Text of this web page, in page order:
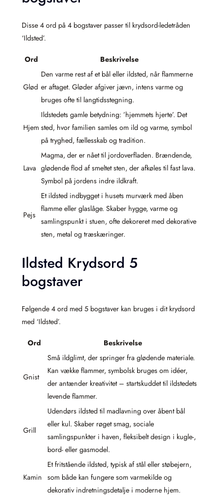
Disse 4 ord på 4 bogstaver passer til krydsord-ledetråden
‘Ildsted’.
Ord Beskrivelse
Glød
Den varme rest af et bål eller ildsted, når flammerne
er aftaget. Gløder afgiver jævn, intens varme og
bruges ofte til langtidsstegning.
Hjem
Ildstedets gamle betydning: ’hjemmets hjerte’. Det
sted, hvor familien samles om ild og varme, symbol
på tryghed, fællesskab og tradition.
Lava
Magma, der er nået til jordoverfladen. Brændende,
glødende flod af smeltet sten, der afkøles til fast lava.
Symbol på jordens indre ildkraft.
Pejs
Et ildsted indbygget i husets murværk med åben
flamme eller glaslåge. Skaber hygge, varme og
samlingspunkt i stuen, ofte dekoreret med dekorative
sten, metal og træskæringer.
Ildsted Krydsord 5
bogstaver
Følgende 4 ord med 5 bogstaver kan bruges i dit krydsord
med ‘Ildsted’.
Ord Beskrivelse
Gnist
Små ildglimt, der springer fra glødende materiale.
Kan vække flammer, symbolsk bruges om idéer,
der antænder kreativitet – startskuddet til ildstedets
levende flammer.
Grill
Udendørs ildsted til madlavning over åbent bål
eller kul. Skaber røget smag, sociale
samlingspunkter i haven, fleksibelt design i kugle-,
bord- eller gasmodel.
Kamin
Et fritstående ildsted, typisk af stål eller støbejern,
som både kan fungere som varmekilde og
dekorativ indretningsdetalje i moderne hjem.